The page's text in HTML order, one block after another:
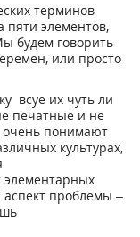
терминов
пяти элементов,
будем говорить
или просто
всуе их чуть ли
печатные и не
очень понимают
культурах,
элементарных
проблемы –